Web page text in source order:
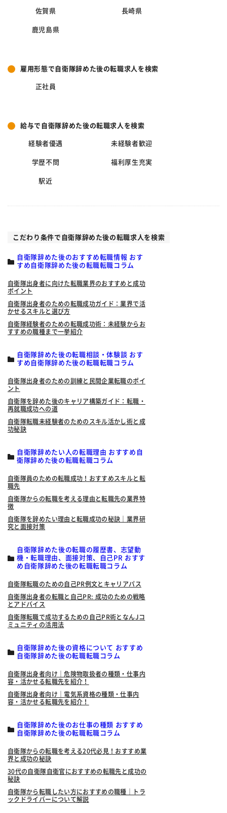
佐賀県 長崎県
鹿児島県
雇用形態で自衛隊辞めた後の転職求人を検索
正社員
給与で自衛隊辞めた後の転職求人を検索
経験者優遇 未経験者歓迎
学歴不問 福利厚生充実
駅近
こだわり条件で自衛隊辞めた後の転職求人を検索
自衛隊辞めた後のおすすめ転職情報 おす
すめ自衛隊辞めた後の転職転職コラム
自衛隊出身者に向けた転職業界のおすすめと成功
ポイント
自衛隊出身者のための転職成功ガイド：業界で活
かせるスキルと選び方
自衛隊経験者のための転職成功術：未経験からお
すすめの職種まで一挙紹介
自衛隊辞めた後の転職相談・体験談 おす
すめ自衛隊辞めた後の転職転職コラム
自衛隊出身者のための訓練と民間企業転職のポイ
ント
自衛隊を辞めた後のキャリア構築ガイド：転職・
再就職成功への道
自衛隊転職未経験者のためのスキル活かし術と成
功秘訣
自衛隊辞めたい人の転職理由 おすすめ自
衛隊辞めた後の転職転職コラム
自衛隊員のための転職成功！おすすめスキルと転
職先
自衛隊からの転職を考える理由と転職先の業界特
徴
自衛隊を辞めたい理由と転職成功の秘訣｜業界研
究と面接対策
自衛隊辞めた後の転職の履歴書、志望動
機・転職理由、面接対策、自己PR おすす
め自衛隊辞めた後の転職転職コラム
自衛隊転職のための自己PR例文とキャリアパス
自衛隊出身者の転職と自己PR: 成功のための戦略
とアドバイス
自衛隊転職で成功するための自己PR術となんJコ
ミュニティの活用法
自衛隊辞めた後の資格について おすすめ
自衛隊辞めた後の転職転職コラム
自衛隊出身者向け｜危険物取扱者の種類・仕事内
容・活かせる転職先を紹介！
自衛隊出身者向け｜電気系資格の種類・仕事内
容・活かせる転職先を紹介！
自衛隊辞めた後のお仕事の種類 おすすめ
自衛隊辞めた後の転職転職コラム
自衛隊からの転職を考える20代必見！おすすめ業
界と成功の秘訣
30代の自衛隊自衛官におすすめの転職先と成功の
秘訣
自衛隊から転職したい方におすすめの職種｜トラ
ックドライバーについて解説